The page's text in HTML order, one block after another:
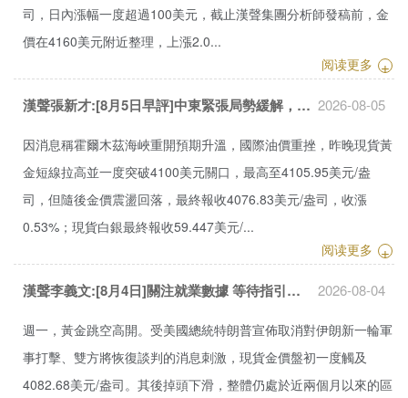
司，日內漲幅一度超過100美元，截止漢聲集團分析師發稿前，金
價在4160美元附近整理，上漲2.0...
阅读更多 +
漢聲張新才:[8月5日早評]中東緊張局勢緩解，國際金價短線上漲... 2026-08-05
因消息稱霍爾木茲海峽重開預期升溫，國際油價重挫，昨晚現貨黃
金短線拉高並一度突破4100美元關口，最高至4105.95美元/盎
司，但隨後金價震盪回落，最終報收4076.83美元/盎司，收漲
0.53%；現貨白銀最終報收59.447美元/...
阅读更多 +
漢聲李義文:[8月4日]關注就業數據 等待指引方向... 2026-08-04
週一，黃金跳空高開。受美國總統特朗普宣佈取消對伊朗新一輪軍
事打擊、雙方將恢復談判的消息刺激，現貨金價盤初一度觸及
4082.68美元/盎司。其後掉頭下滑，整體仍處於近兩個月以來的區